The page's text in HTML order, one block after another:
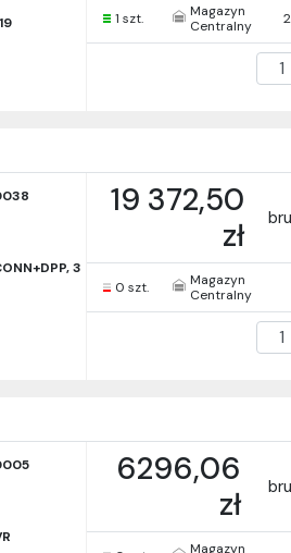
1 szt.
Magazyn
Centralny
3
19 372,50
zł
0 szt.
Magazyn
Centralny
6296,06
zł
Magazyn